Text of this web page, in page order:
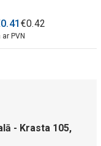
0.41 €0.42
ar PVN
- Krasta 105,